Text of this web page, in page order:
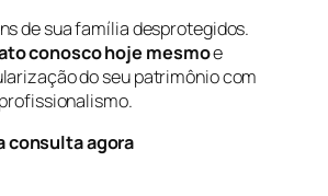
de sua família desprotegidos.
conosco hoje mesmoe
do seu patrimônio com
consulta agora